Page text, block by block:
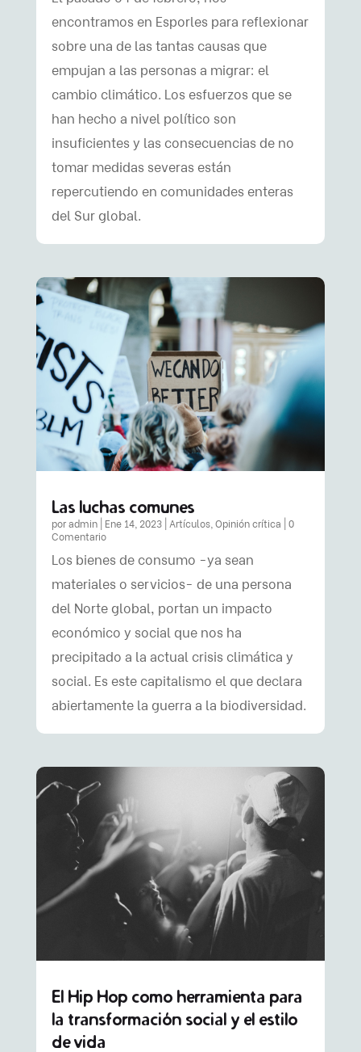
encontramos en Esporles para reflexionar
sobre una de las tantas causas que
empujan a las personas a migrar: el
cambio climático. Los esfuerzos que se
han hecho a nivel político son
insuficientes y las consecuencias de no
tomar medidas severas están
repercutiendo en comunidades enteras
del Sur global.
Las luchas comunes
por admin| Ene 14, 2023| Artículos, Opinión crítica | 0
Comentario
Los bienes de consumo -ya sean
materiales o servicios- de una persona
del Norte global, portan un impacto
económico y social que nos ha
precipitado a la actual crisis climática y
social. Es este capitalismo el que declara
abiertamente la guerra a la biodiversidad.
El Hip Hop como herramienta para
la transformación social y el estilo
de vida